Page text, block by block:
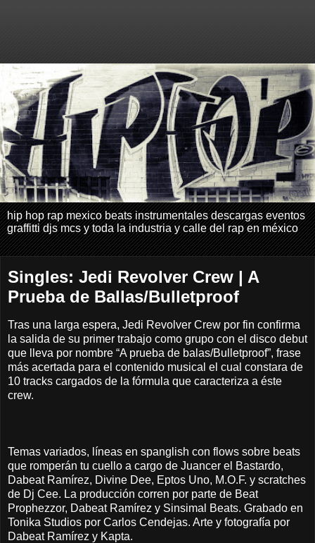
hip hop rap mexico beats instrumentales descargas eventos
graffitti djs mcs y toda la industria y calle del rap en méxico
Singles: Jedi Revolver Crew | A
Prueba de Ballas/Bulletproof
Tras una larga espera, Jedi Revolver Crew por fin confirma
la salida de su primer trabajo como grupo con el disco debut
que lleva por nombre “A prueba de balas/Bulletproof”, frase
más acertada para el contenido musical el cual constara de
10 tracks cargados de la fórmula que caracteriza a éste
crew.
Temas variados, líneas en spanglish con flows sobre beats
que romperán tu cuello a cargo de Juancer el Bastardo,
Dabeat Ramírez, Divine Dee, Eptos Uno, M.O.F. y scratches
de Dj Cee. La producción corren por parte de Beat
Prophezzor, Dabeat Ramírez y Sinsimal Beats. Grabado en
Tonika Studios por Carlos Cendejas. Arte y fotografía por
Dabeat Ramírez y Kapta.